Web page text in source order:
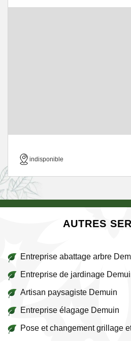
indisponible
AUTRES
Entreprise abattage arbre
Entreprise de jardinage
Artisan paysagiste Demuin
Entreprise élagage Demuin
Pose et changement grillage